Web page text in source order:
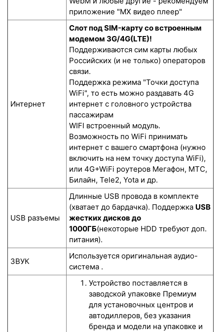
приложение "MX видео плеер"
Интернет
Слот под SIM-карту со встроенным
модемом 3G/4G(LTE)!
Поддерживаются сим карты любых
Российских (и не только) операторов
связи.
Поддержка режима "Точки доступа
WiFi", то есть можно раздавать 4G
интернет с головного устройства
пассажирам
WIFI встроенный модуль.
Возможность по WiFi принимать
интернет с вашего смартфона (нужно
включить на нем точку доступа WiFi),
или 4G+WiFi роутеров Мегафон, МТС,
Билайн, Tele2, Yota и др.
USB разъемы
Длинные USB провода в комплекте
(хватает до бардачка). Поддержка USB
жестких дисков до
1000ГБ(некоторые HDD требуют доп.
питания).
ЗВУК
Используется оригинальная аудио-
система .
Устройство поставляется в
заводской упаковке Премиум
для установочных центров и
автодиллеров, без указания
бренда и модели на упаковке и